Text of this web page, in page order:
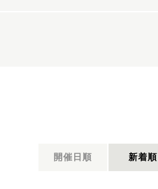
開催日順 新着順